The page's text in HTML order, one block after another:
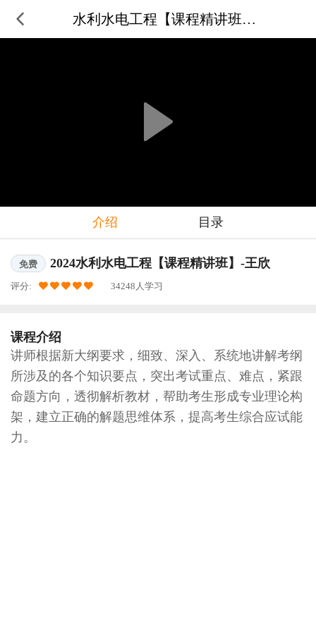
水利水电工程【课程精讲班】-王欣
介绍 目录
免费 2024水利水电工程【课程精讲班】-王欣
评分: 34248人学习
课程介绍
讲师根据新大纲要求，细致、深入、系统地讲解考纲
所涉及的各个知识要点，突出考试重点、难点，紧跟
命题方向，透彻解析教材，帮助考生形成专业理论构
架，建立正确的解题思维体系，提高考生综合应试能
力。